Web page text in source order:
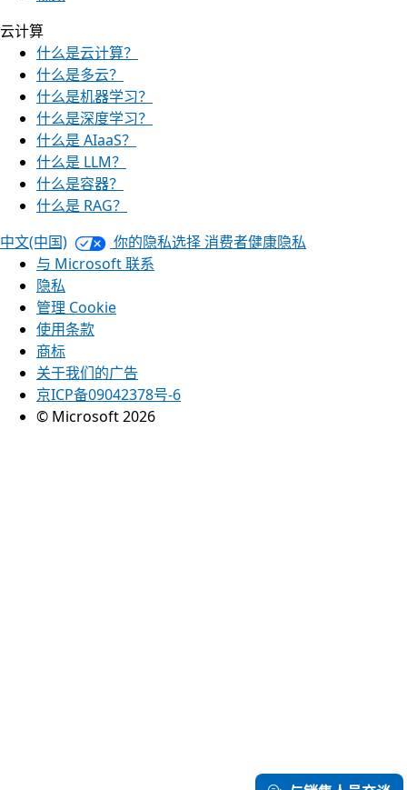
云计算
什么是云计算？
什么是多云？
什么是机器学习？
什么是深度学习？
什么是 AIaaS？
什么是 LLM？
什么是容器？
什么是 RAG？
中文(中国)
你的隐私选择消费者健康隐私
与 Microsoft 联系
隐私
管理 Cookie
使用条款
商标
关于我们的广告
京ICP备09042378号-6
© Microsoft 2026